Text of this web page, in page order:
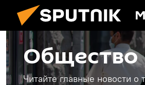
Общество
Читайте главные новости